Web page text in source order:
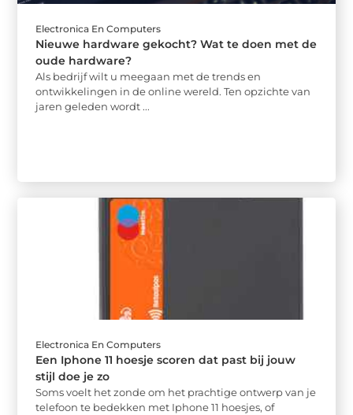
Electronica En Computers
Nieuwe hardware gekocht? Wat te doen met de
oude hardware?
Als bedrijf wilt u meegaan met de trends en
ontwikkelingen in de online wereld. Ten opzichte van
jaren geleden wordt ...
Electronica En Computers
Een Iphone 11 hoesje scoren dat past bij jouw
stijl doe je zo
Soms voelt het zonde om het prachtige ontwerp van je
telefoon te bedekken met Iphone 11 hoesjes, of